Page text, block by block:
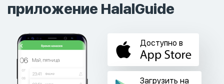
приложение HalalGuide
Доступно в
Загрузить на